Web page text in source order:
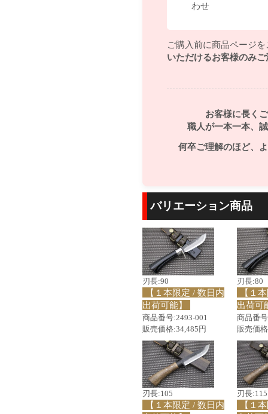
わせ
ご購入前に商品ページ
いただけるお客様のみ
お客様に長く
職人が一本一本、
何卒ご理解のほど、
バリエーション商品
刃長:90
【１本限定 / 数日内
出荷可能】
商品番号:2493-001
販売価格:34,485円
刃長:80
【１
出荷可
商品番
販売価
刃長:105
【１本限定 / 数日内
刃長:115
【１